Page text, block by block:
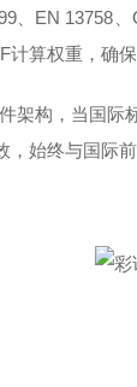
、EN 13758
算权重，确
架构，当国
始终与国际前